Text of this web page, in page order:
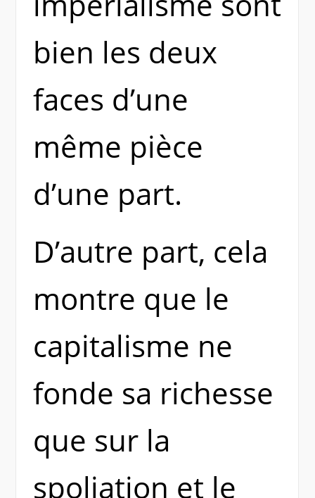
bien les deux
faces d’une
même pièce
d’une part.
D’autre part, cela
montre que le
capitalisme ne
fonde sa richesse
que sur la
spoliation et le